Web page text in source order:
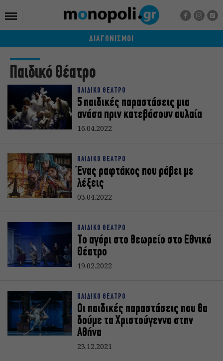
ΔΙΑΓΩΝΙΣΜΟΙ
Παιδικό Θέατρο
ΠΑΙΔΙΚΟ ΘΕΑΤΡΟ
5 παιδικές παραστάσεις μια
ανάσα πριν κατεβάσουν αυλαία
16.04.2022
ΠΑΙΔΙΚΟ ΘΕΑΤΡΟ
Ένας ραφτάκος που ράβει με
λέξεις
03.04.2022
ΠΑΙΔΙΚΟ ΘΕΑΤΡΟ
Το αγόρι στο θεωρείο στο Εθνικό
Θέατρο
19.02.2022
ΠΑΙΔΙΚΟ ΘΕΑΤΡΟ
Οι παιδικές παραστάσεις που θα
δούμε τα Χριστούγεννα στην
Αθήνα
23.12.2021